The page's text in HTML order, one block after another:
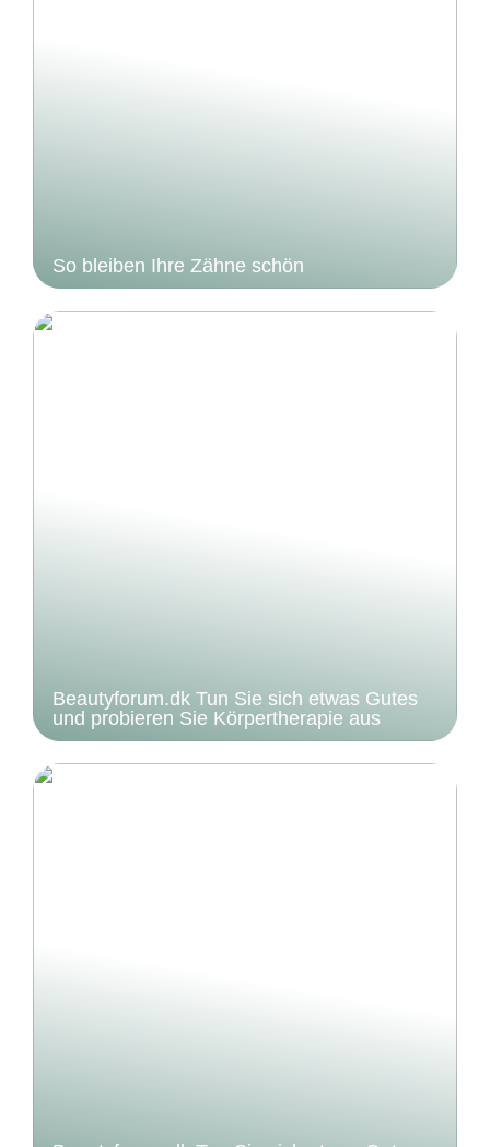
So bleiben Ihre Zähne schön
Beautyforum.dk Tun Sie sich etwas Gutes
und probieren Sie Körpertherapie aus